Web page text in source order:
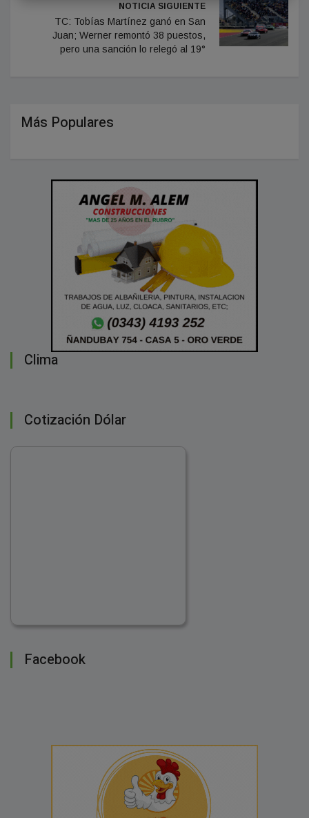
NOTICIA SIGUIENTE
TC: Tobías Martínez ganó en San
Juan; Werner remontó 38 puestos,
pero una sanción lo relegó al 19°
Más Populares
Clima
Cotización Dólar
Facebook